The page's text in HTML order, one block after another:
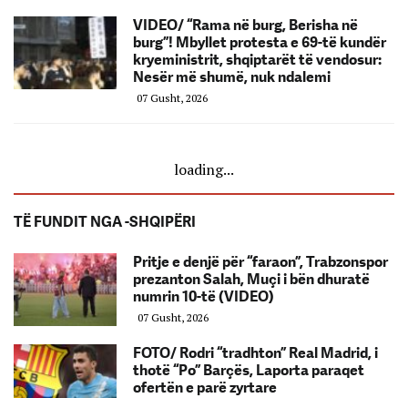
VIDEO/ “Rama në burg, Berisha në
burg”! Mbyllet protesta e 69-të kundër
kryeministrit, shqiptarët të vendosur:
Nesër më shumë, nuk ndalemi
07 Gusht, 2026
loading...
TË FUNDIT NGA -SHQIPËRI
Pritje e denjë për “faraon”, Trabzonspor
prezanton Salah, Muçi i bën dhuratë
numrin 10-të (VIDEO)
07 Gusht, 2026
FOTO/ Rodri “tradhton” Real Madrid, i
thotë “Po” Barçës, Laporta paraqet
ofertën e parë zyrtare